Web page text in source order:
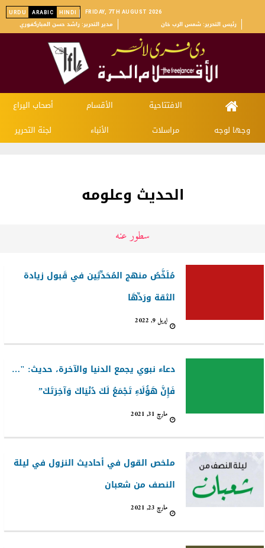
URDU ARABIC HINDI FRIDAY, 7TH AUGUST 2026
مدیر التحریر: راشد حسن المباركفوري رئیس التحریر: شمس الرب خان
الافتتاحية الأقسام
أصحاب اليراع
وجها لوجه
مراسلات الأنباء لجنة التحرير
الحديث وعلومه
سطور عنه
مُلَخَّصُ منهج المُحَدِّثِين في قَبول زيادة
الثقة ورَدِّهَا
اپریل 9, 2022
دعاء نبوي يجمع الدنيا والآخرة، حديث: "…
فَإِنَّ هَؤُلَاءِ تَجْمَعُ لَكَ دُنْيَاكَ وَآخِرَتَكَ”
مارچ 31, 2021
ملخص القول في أحاديث النزول في ليلة
النصف من شعبان
مارچ 23, 2021